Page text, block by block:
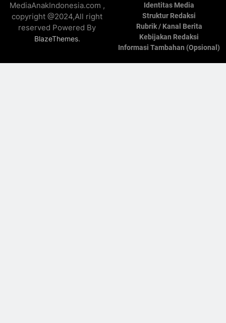
MediaAnakIndonesia.com ,
copyright @2024,All right
reserved Powered By
BlazeThemes.
Identitas Media
Struktur Redaksi
Rubrik / Kanal Berita
Kebijakan Redaksi
Informasi Tambahan (Opsional)